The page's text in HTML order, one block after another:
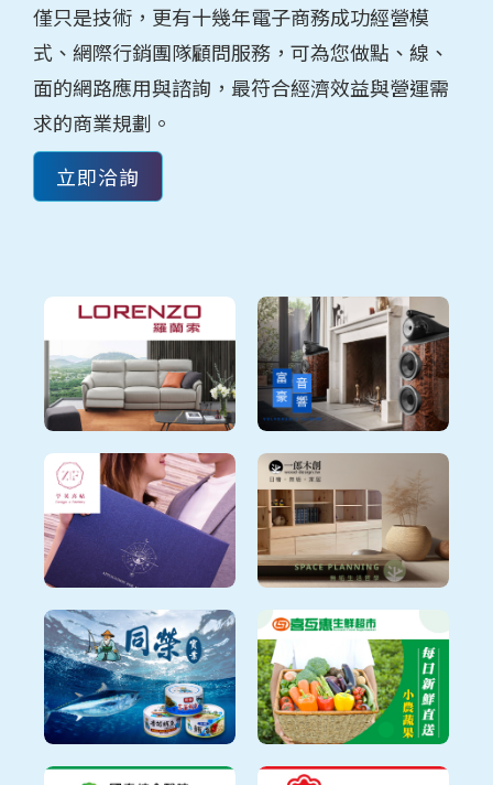
僅只是技術，更有十幾年電子商務成功經營模
式、網際行銷團隊顧問服務，可為您做點、線、
面的網路應用與諮詢，最符合經濟效益與營運需
求的商業規劃。
立即洽詢